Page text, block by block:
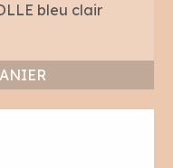
bleu clair